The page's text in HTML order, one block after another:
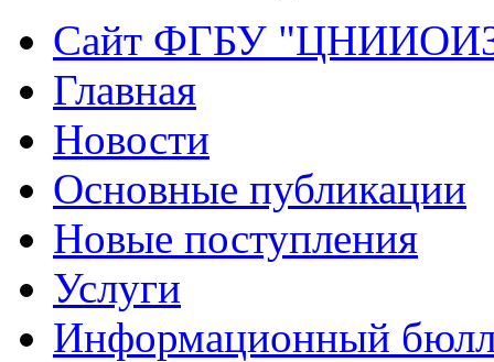
Сайт ФГБУ
Главная
Новости
Основные публикации
Новые поступления
Услуги
Информационный